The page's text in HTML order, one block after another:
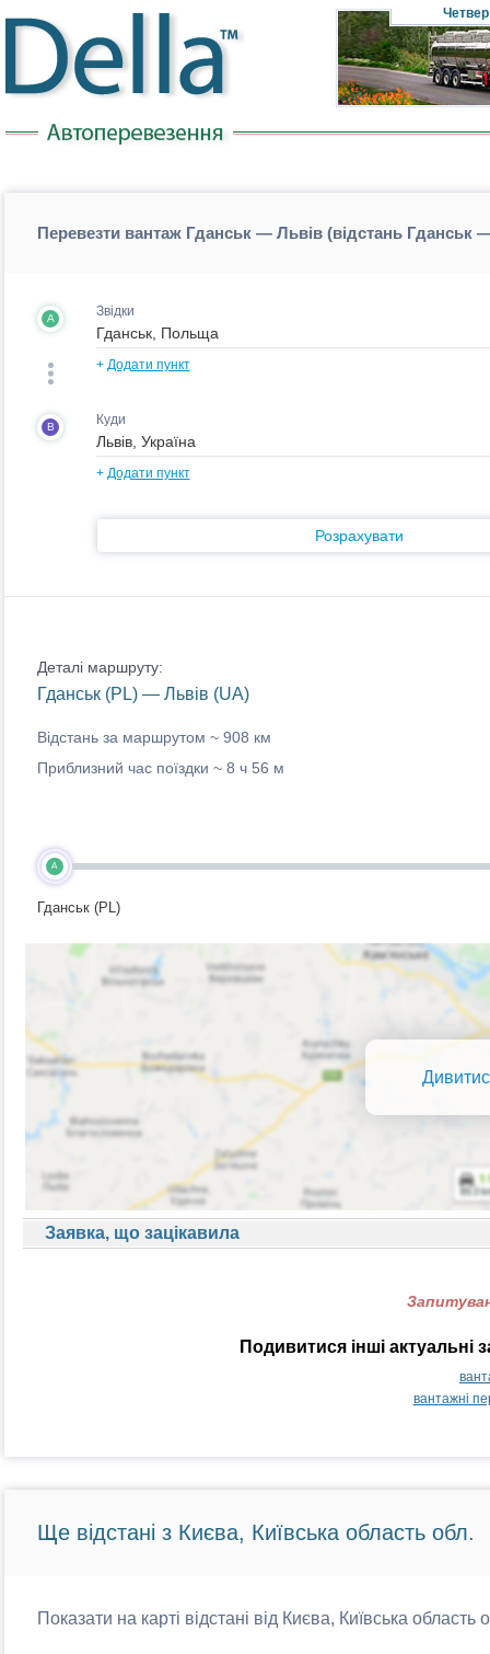
Четвер
Перевезти вантаж Гданськ — Львів (відстань Гданськ
A Звідки
+ Додати пункт
B Куди
+ Додати пункт
Розрахувати
Деталі маршруту:
Гданськ (PL) — Львів (UA)
Відстань за маршрутом ~ 908 км
Приблизний час поїздки ~ 8 ч 56 м
A
Гданськ (PL)
Заявка, що зацікавила
Подивитися інші
вантажні
Ще відстані з Києва, Київська область обл.
Показати на карті відстані від Києва, Київська